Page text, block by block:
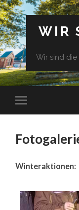
WIR
Wir sind
Winteraktionen: